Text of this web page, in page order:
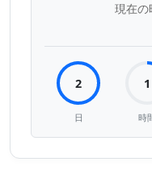
現在の
2
日
1
時